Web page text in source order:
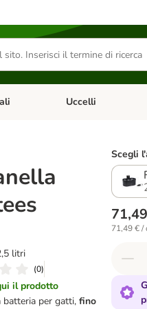
Diete e antiparassitari
Apri Menu
Uccelli
litri
(0)
il prodotto
batteria per gatti, fino
Scegli
71,49 € /